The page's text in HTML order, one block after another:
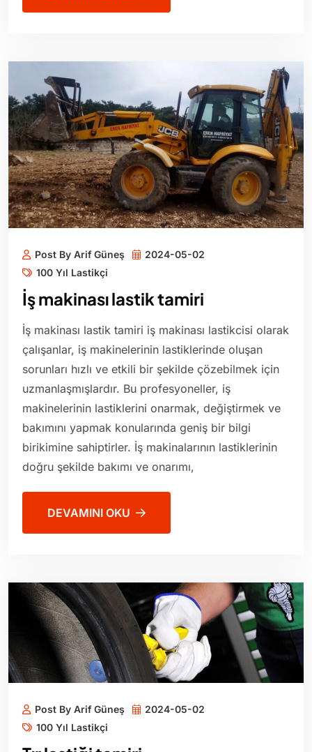
Post By Arif Güneş
2024-05-02
100 Yıl Lastikçi
İş makinası lastik tamiri
İş makinası lastik tamiri iş makinası lastikcisi olarak
çalışanlar, iş makinelerinin lastiklerinde oluşan
sorunları hızlı ve etkili bir şekilde çözebilmek için
uzmanlaşmışlardır. Bu profesyoneller, iş
makinelerinin lastiklerini onarmak, değiştirmek ve
bakımını yapmak konularında geniş bir bilgi
birikimine sahiptirler. İş makinalarının lastiklerinin
doğru şekilde bakımı ve onarımı,
DEVAMINI OKU
Post By Arif Güneş
2024-05-02
100 Yıl Lastikçi